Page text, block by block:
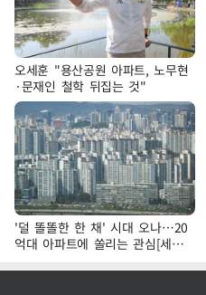
오세훈 "용산공원 아파트, 노무현
·문재인 철학 뒤집는 것"
'덜 똘똘한 한 채' 시대 오나…20
억대 아파트에 쏠리는 관심[세제
개편, 그 이후②]